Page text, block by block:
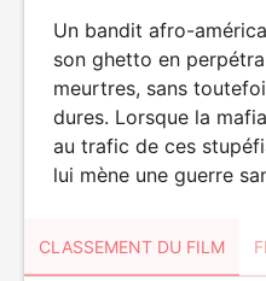
Un bandit afro-
son ghetto en
meurtres, sans
dures. Lorsque la
au trafic de ces
lui mène une guerre
CLASSEMENT DU FILM